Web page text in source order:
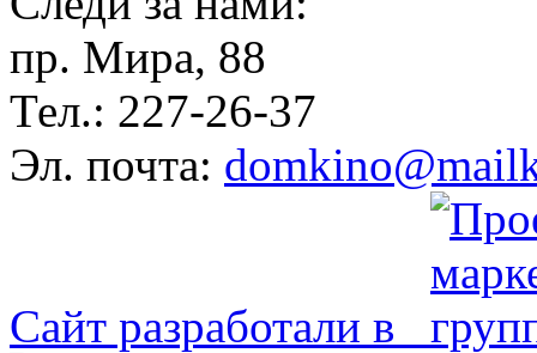
пр. Мира, 88
Тел.: 227-26-37
Эл. почта:
Сайт разработали в